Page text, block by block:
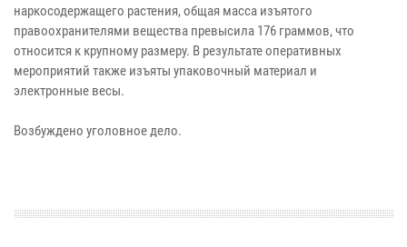
наркосодержащего растения, общая масса изъятого
правоохранителями вещества превысила 176 граммов, что
относится к крупному размеру. В результате оперативных
мероприятий также изъяты упаковочный материал и
электронные весы.
Возбуждено уголовное дело.